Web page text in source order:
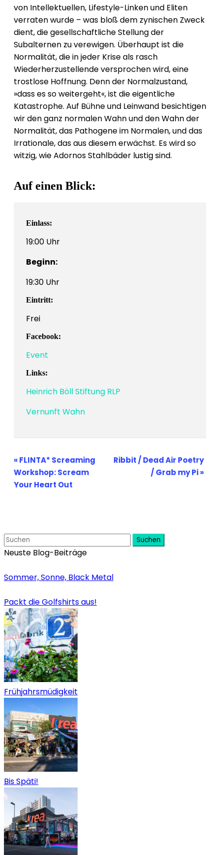
von Intellektuellen, Lifestyle-Linken und Eliten
verraten wurde – was bloß dem zynischen Zweck
dient, die gesellschaftliche Stellung der
Subalternen zu verewigen. Überhaupt ist die
Normalität, die in jeder Krise als rasch
Wiederherzustellende versprochen wird, eine
trostlose Hoffnung. Denn der Normalzustand,
»dass es so weitergeht«, ist die eigentliche
Katastrophe. Auf Bühne und Leinwand besichtigen
wir den ganz normalen Wahn und den Wahn der
Normalität, das Pathogene im Normalen, und das
Irrationale, das aus diesem erwächst. Es wird so
witzig, wie Adornos Stahlbäder lustig sind.
Auf einen Blick:
Einlass:
19:00 Uhr
Beginn:
19:30 Uhr
Eintritt:
Frei
Facebook:
Event
Links:
Heinrich Böll Stiftung RLP
Vernunft Wahn
Veranstaltung-
Navigation
«FLINTA* Screaming
Workshop: Scream
Your Heart Out
Ribbit / Dead Air Poetry
/ Grab my Pi»
Suchen
Neuste Blog-Beiträge
Sommer, Sonne, Black Metal
Packt die Golfshirts aus!
Frühjahrsmüdigkeit
Bis Späti!